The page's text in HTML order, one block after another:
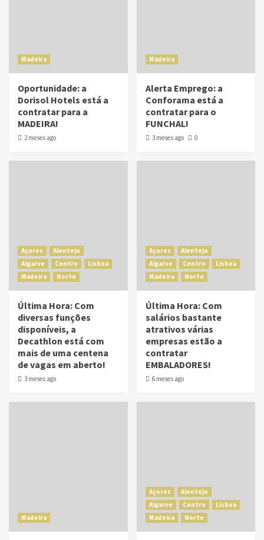
Madeira
Oportunidade: a
Dorisol Hotels está a
contratar para a
MADEIRA!
2 meses ago
Madeira
Alerta Emprego: a
Conforama está a
contratar para o
FUNCHAL!
3 meses ago 0
Açores
Alentejo
Algarve
Centro
Lisboa
Madeira
Norte
Última Hora: Com
diversas funções
disponíveis, a
Decathlon está com
mais de uma centena
de vagas em aberto!
3 meses ago
Açores
Alentejo
Algarve
Centro
Lisboa
Madeira
Norte
Última Hora: Com
salários bastante
atrativos várias
empresas estão a
contratar
EMBALADORES!
6 meses ago
Madeira
Açores
Alentejo
Algarve
Centro
Lisboa
Madeira
Norte